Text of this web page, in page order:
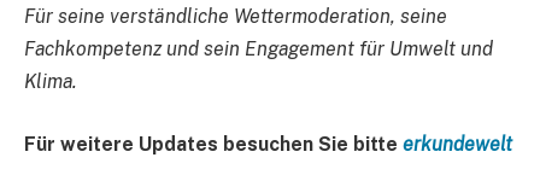
Für seine verständliche Wettermoderation, seine
Fachkompetenz und sein Engagement für Umwelt und
Klima.
Für weitere Updates besuchen Sie bitte erkundewelt